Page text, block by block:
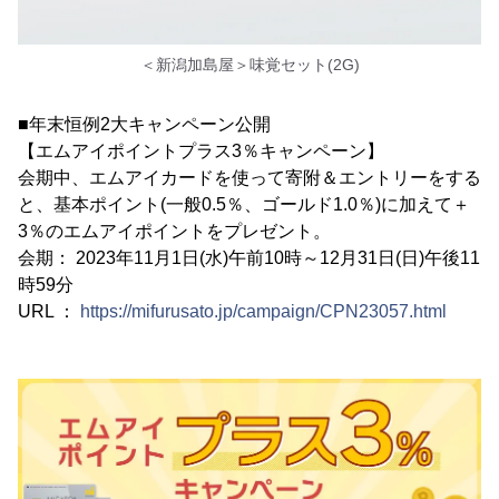
＜新潟加島屋＞味覚セット(2G)
■年末恒例2大キャンペーン公開
【エムアイポイントプラス3％キャンペーン】
会期中、エムアイカードを使って寄附＆エントリーをする
と、基本ポイント(一般0.5％、ゴールド1.0％)に加えて＋
3％のエムアイポイントをプレゼント。
会期： 2023年11月1日(水)午前10時～12月31日(日)午後11
時59分
URL ：
https://mifurusato.jp/campaign/CPN23057.html